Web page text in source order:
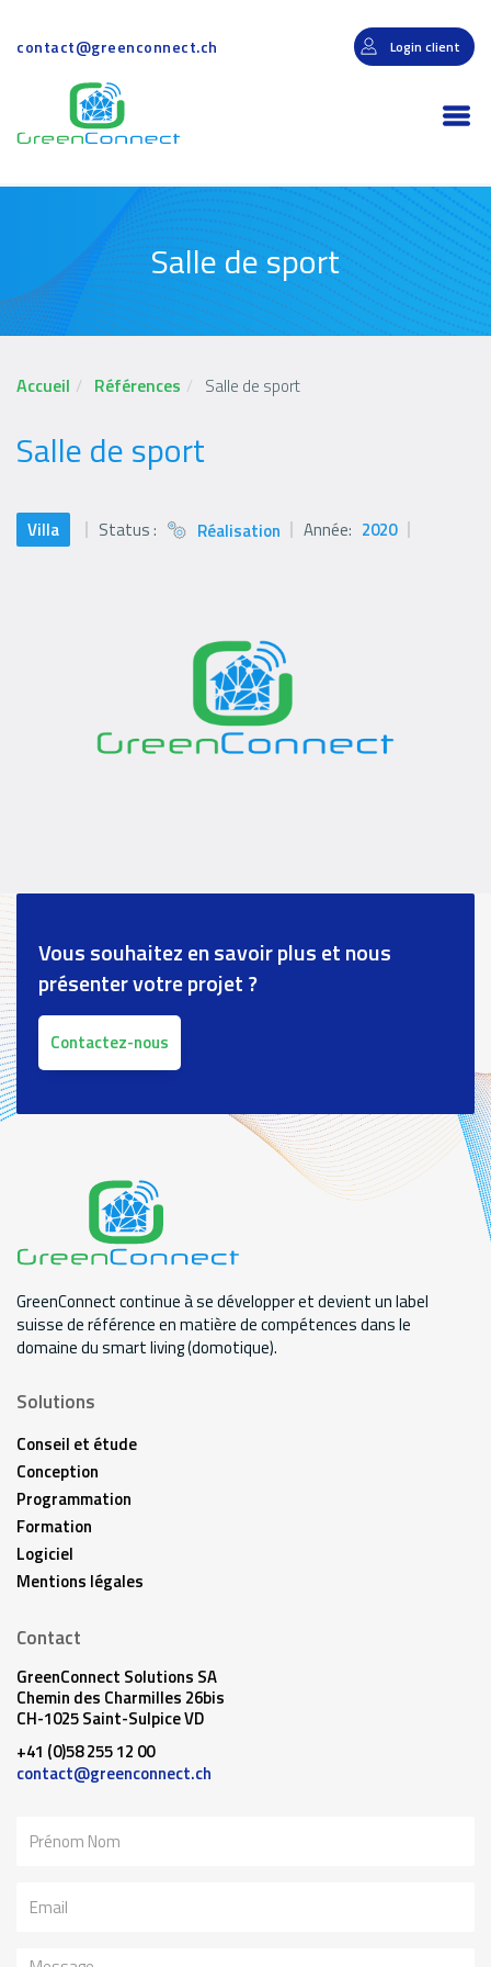
contenu
contact@greenconnect.ch Login client
Salle de sport
Accueil Références Salle de sport
Salle de sport
Villa Status : Réalisation
Status
Année: 2020
Vous souhaitez en savoir plus et nous
présenter votre projet ?
Contactez-nous
GreenConnect continue à se développer et devient un label
suisse de référence en matière de compétences dans le
domaine du smart living (domotique).
Solutions
Conseil et étude
Conception
Programmation
Formation
Logiciel
Mentions légales
Contact
GreenConnect Solutions SA
Chemin des Charmilles 26bis
CH-1025 Saint-Sulpice VD
+41 (0)58 255 12 00
contact@greenconnect.ch
Message